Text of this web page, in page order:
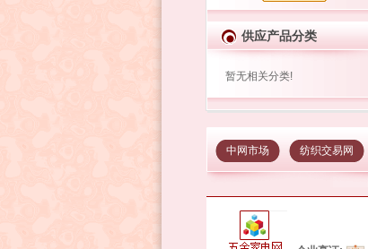
供应产品分类
暂无相关分类!
中网市场 纺织交易网